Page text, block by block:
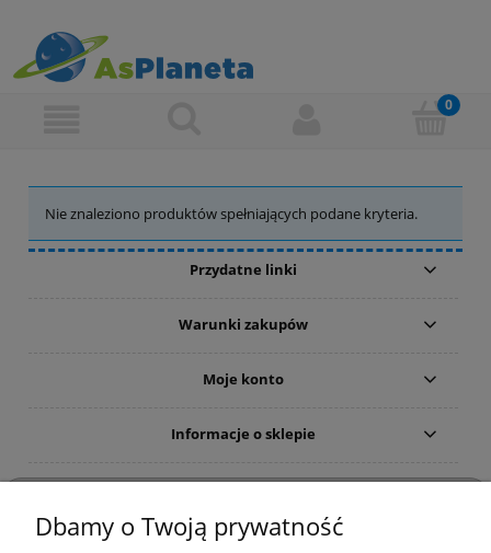
Nie znaleziono produktów spełniających podane kryteria.
Przydatne linki
Warunki zakupów
Moje konto
Informacje o sklepie
Sklep internetowy Shoper.pl
Dbamy o Twoją prywatność